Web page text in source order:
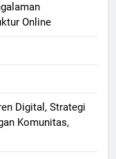
Online
Digital, Strategi
Komunitas,